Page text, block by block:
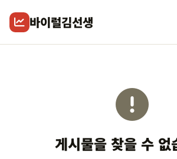
바이럴김선생
게시물을 찾을 수 없